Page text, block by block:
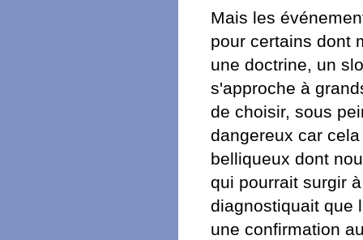
Mais les
pour certains dont
une doctrine, un
s'approche à
de choisir, sous
dangereux car
belliqueux dont
qui pourrait surgir
diagnostiquait que
une confirmation